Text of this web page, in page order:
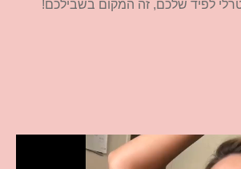
לפיד שלכם, זה המקום בשבילכם!